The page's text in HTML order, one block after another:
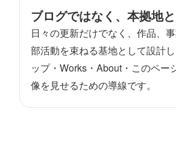
ブログではなく、本拠地
日々の更新だけでなく、作品、
部活動を束ねる基地として設計
ップ・Works・About・このペー
像を見せるための導線です。